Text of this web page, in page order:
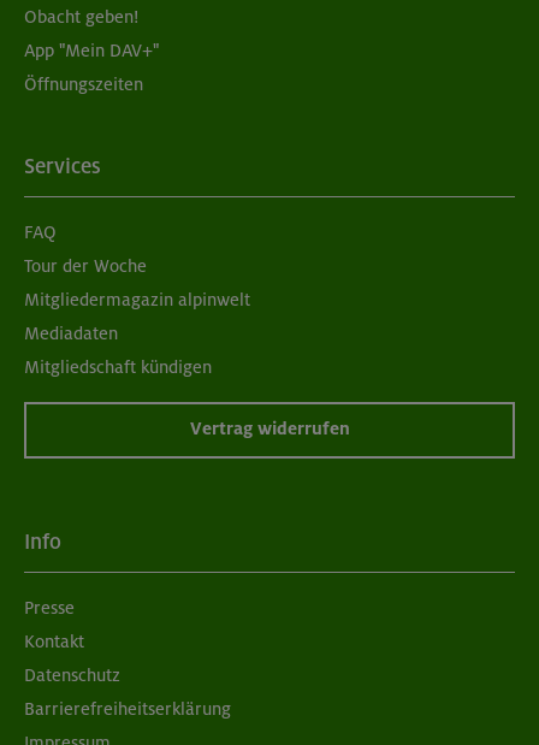
Obacht geben!
App "Mein DAV+"
Öffnungszeiten
Services
FAQ
Tour der Woche
Mitgliedermagazin alpinwelt
Mediadaten
Mitgliedschaft kündigen
Vertrag widerrufen
Info
Presse
Kontakt
Datenschutz
Barrierefreiheitserklärung